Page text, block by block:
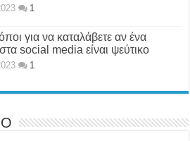
1
για να καταλάβετε αν ένα
social media είναι ψεύτικο
1